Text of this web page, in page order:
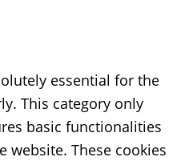
essential for the
This category only
basic functionalities
website. These cookies